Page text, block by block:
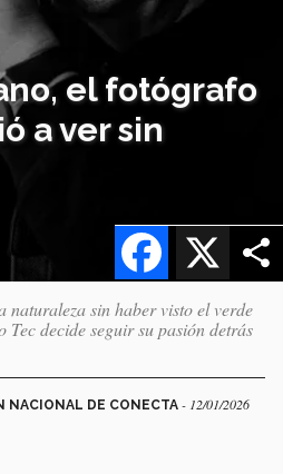
el fotógrafo
a ver sin
X
Facebook
sin haber visto el verde
decide seguir su pasión detrás
NACIONAL DE CONECTA - 12/01/2026